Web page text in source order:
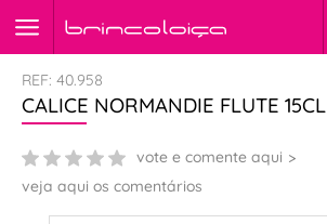
REF: 40.958
CALICE NORMANDIE FLUTE 15CL
vote e comente aqui
veja aqui os comentários